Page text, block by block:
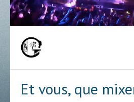
Skip
to
Et vous, que